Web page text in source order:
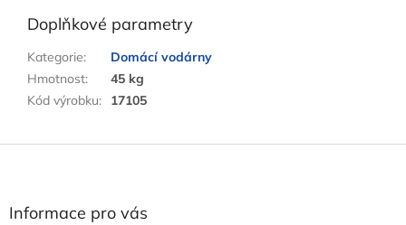
Doplňkové parametry
Kategorie:
Domácí vodárny
Hmotnost:
45 kg
Kód výrobku: 17105
Informace pro vás